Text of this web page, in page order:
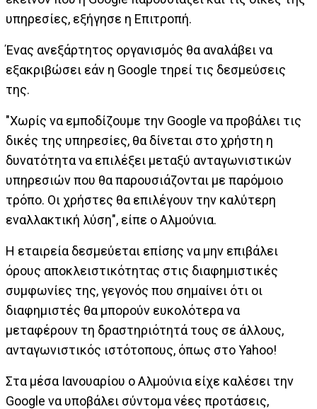
υπηρεσίες, εξήγησε η Επιτροπή.
Ένας ανεξάρτητος οργανισμός θα αναλάβει να
εξακριβώσει εάν η Google τηρεί τις δεσμεύσεις
της.
"Χωρίς να εμποδίζουμε την Google να προβάλει τις
δικές της υπηρεσίες, θα δίνεται στο χρήστη η
δυνατότητα να επιλέξει μεταξύ ανταγωνιστικών
υπηρεσιών που θα παρουσιάζονται με παρόμοιο
τρόπο. Οι χρήστες θα επιλέγουν την καλύτερη
εναλλακτική λύση", είπε ο Αλμούνια.
Η εταιρεία δεσμεύεται επίσης να μην επιβάλει
όρους αποκλειστικότητας στις διαφημιστικές
συμφωνίες της, γεγονός που σημαίνει ότι οι
διαφημιστές θα μπορούν ευκολότερα να
μεταφέρουν τη δραστηριότητά τους σε άλλους,
ανταγωνιστικός ιστότοπους, όπως στο Yahoo!
Στα μέσα Ιανουαρίου ο Αλμούνια είχε καλέσει την
Google να υποβάλει σύντομα νέες προτάσεις,